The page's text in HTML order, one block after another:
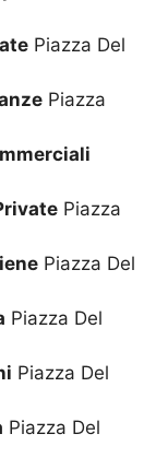
Piazza Del
Piazza
Piazza
Piazza Del
Piazza Del
Piazza Del
Piazza Del